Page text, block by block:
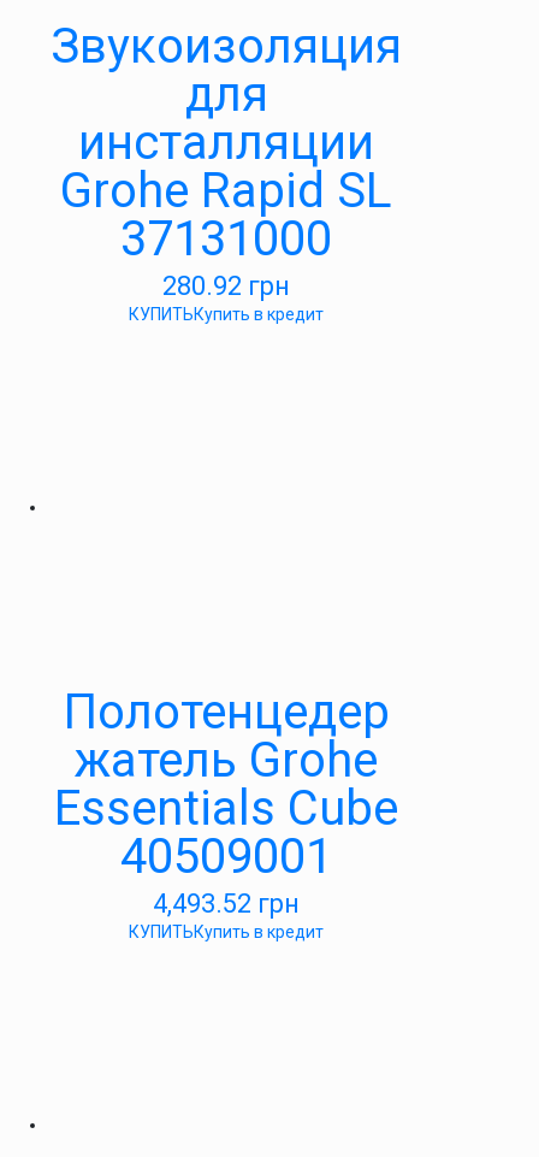
Звукоизоляция
для
инсталляции
Grohe Rapid SL
37131000
280.92 грн
КУПИТЬКупить в кредит
Полотенцедер
жатель Grohe
Essentials Cube
40509001
4,493.52 грн
КУПИТЬКупить в кредит